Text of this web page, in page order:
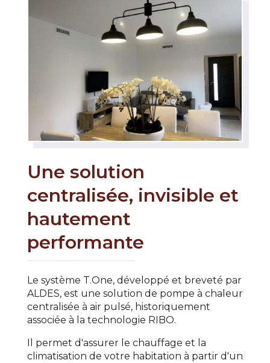
Une solution
centralisée, invisible et
hautement
performante
Le système T.One, développé et breveté par
ALDES, est une solution de pompe à chaleur
centralisée à air pulsé, historiquement
associée à la technologie RIBO.
Il permet d'assurer le chauffage et la
climatisation de votre habitation à partir d'un